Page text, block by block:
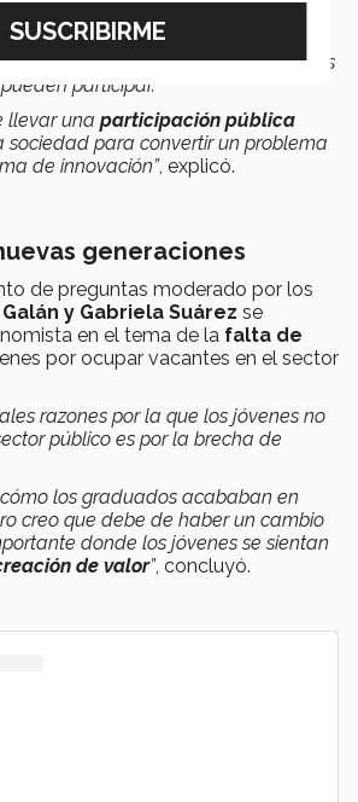
limpios o retirar el uso del 90
sermetasclaras donde varios
participar.
llevar una participación pública
sociedad para convertir un problema
de innovación”, explicó.
generaciones
de preguntas moderado por los
y Gabriela Suárez se
en el tema de la falta de
por ocupar vacantes en el sector
razones por la que los jóvenes no
público es por la brecha de
cómo los graduados acababan en
creo que debe de haber un cambio
donde los jóvenes se sientan
de valor”, concluyó.